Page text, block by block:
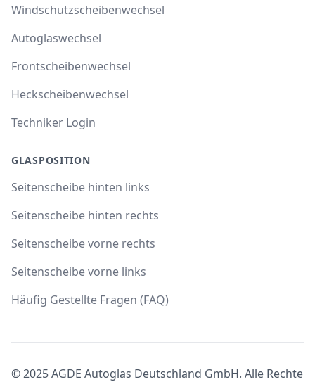
Windschutzscheibenwechsel
Autoglaswechsel
Frontscheibenwechsel
Heckscheibenwechsel
Techniker Login
GLASPOSITION
Seitenscheibe hinten links
Seitenscheibe hinten rechts
Seitenscheibe vorne rechts
Seitenscheibe vorne links
Häufig Gestellte Fragen (FAQ)
© 2025 AGDE Autoglas Deutschland GmbH. Alle Rechte